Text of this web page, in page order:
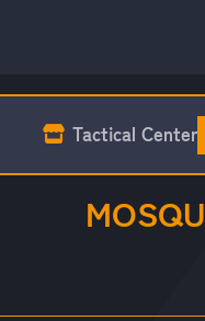
Tactical Center